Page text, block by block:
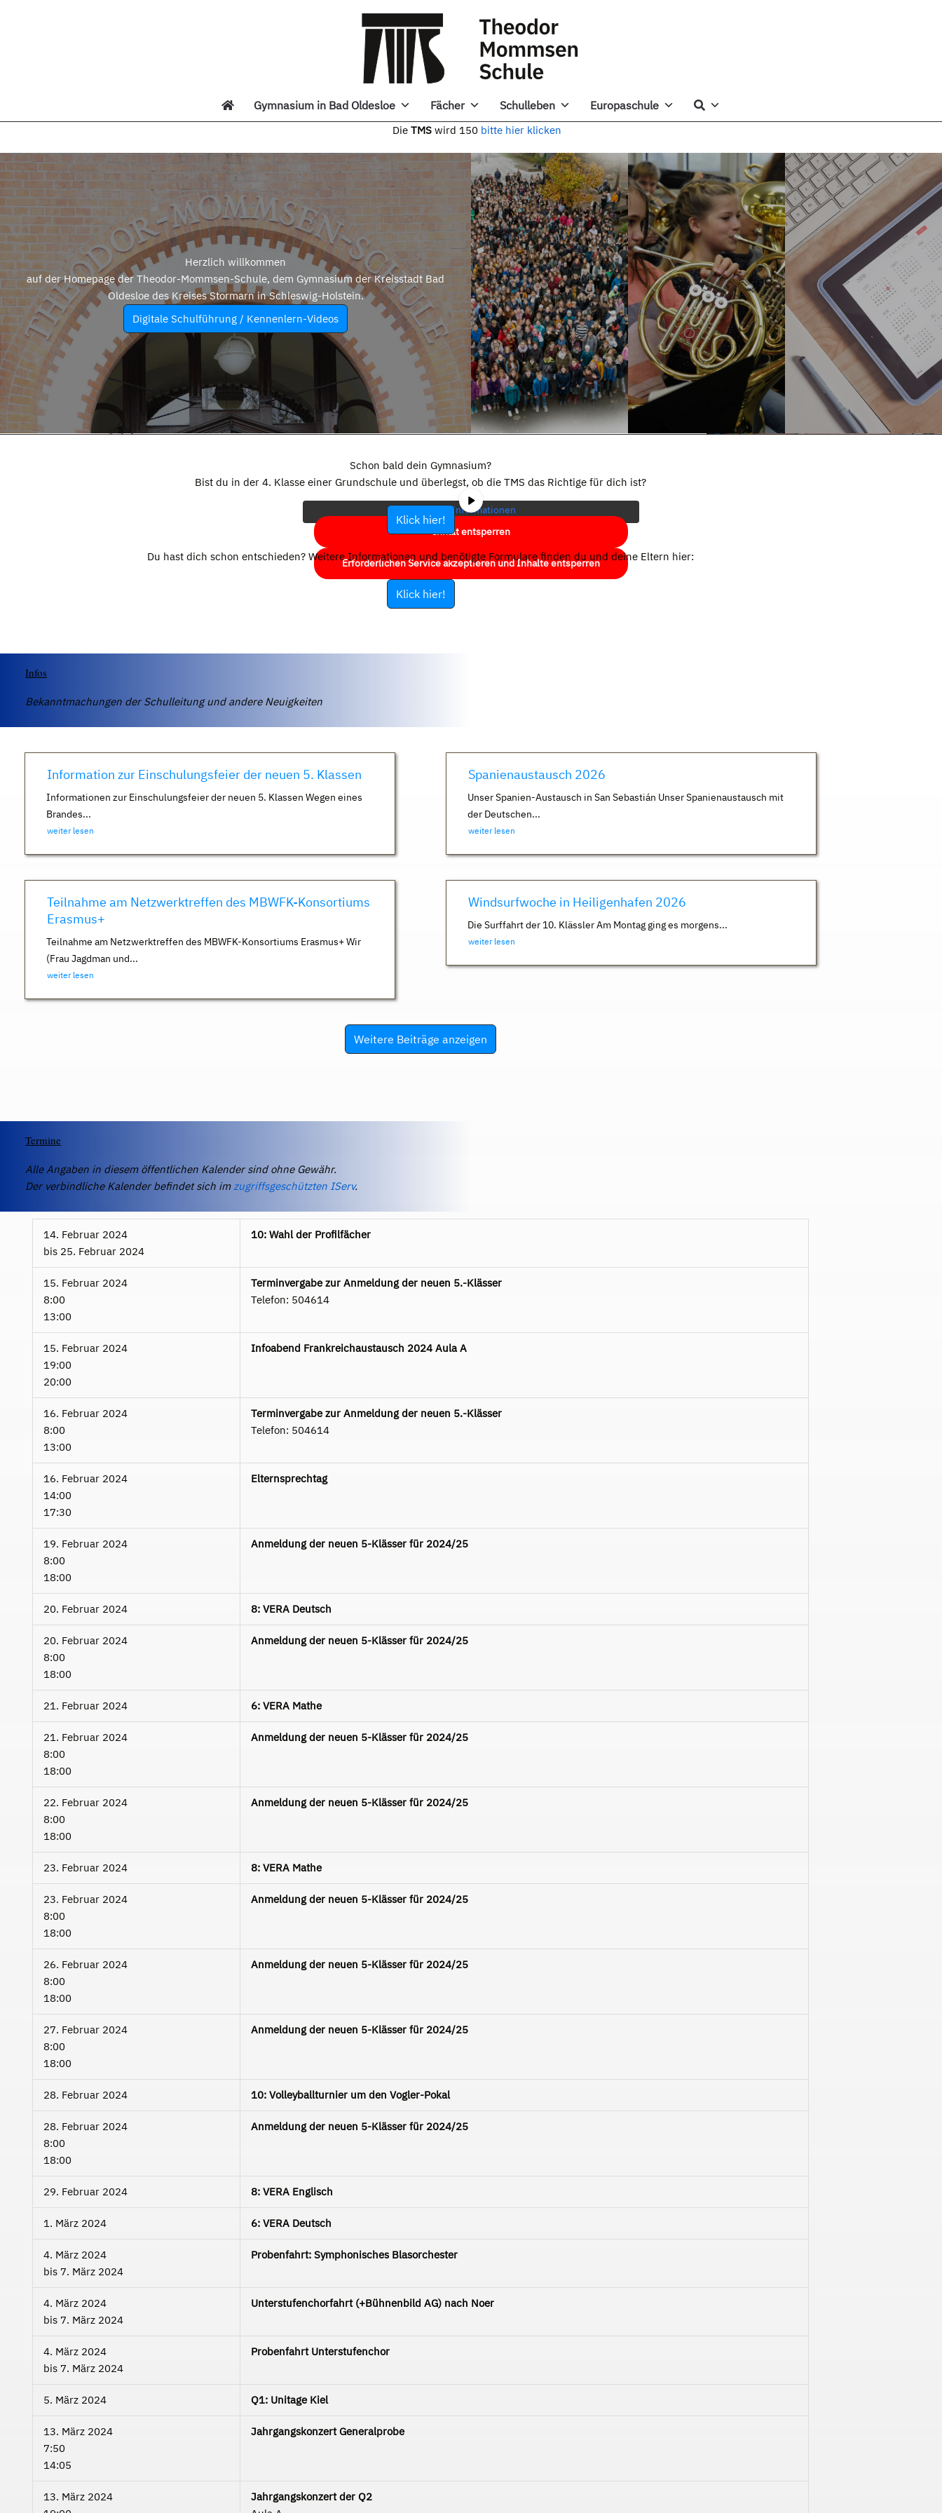
Gymnasium in Bad Oldesloe Fächer Schulleben Europaschule
Die TMS wird 150 bitte hier klicken
Herzlich willkommen
auf der Homepage der Theodor-Mommsen-Schule, dem Gymnasium der Kreisstadt Bad
Oldesloe des Kreises Stormarn in Schleswig-Holstein.
Digitale Schulführung / Kennenlern-Videos
eigentlichen Inhalt zuzugreifen, klicken Sie auf die Schaltfläche unten.
Bitte beachten Sie, dass dabei Daten an Drittanbieter weitergegeben
werden.
Mehr Informationen
Inhalt entsperren
Erforderlichen Service akzeptieren und Inhalte entsperren
Schon bald dein Gymnasium?
Bist du in der 4. Klasse einer Grundschule und überlegst, ob die TMS das Richtige für dich ist?
Klick hier!
Du hast dich schon entschieden? Weitere Informationen und benötigte Formulare finden du und deine Eltern hier:
Klick hier!
Infos
Bekanntmachungen der Schulleitung und andere Neuigkeiten
Information zur Einschulungsfeier der neuen 5. Klassen
Informationen zur Einschulungsfeier der neuen 5. Klassen Wegen eines
Brandes...
weiter lesen
Spanienaustausch 2026
Unser Spanien-Austausch in San Sebastián Unser Spanienaustausch mit
der Deutschen...
weiter lesen
Teilnahme am Netzwerktreffen des MBWFK-Konsortiums
Erasmus+
Teilnahme am Netzwerktreffen des MBWFK-Konsortiums Erasmus+ Wir
(Frau Jagdman und...
weiter lesen
Windsurfwoche in Heiligenhafen 2026
Die Surffahrt der 10. Klässler Am Montag ging es morgens...
weiter lesen
Weitere Beiträge anzeigen
Termine
Alle Angaben in diesem öffentlichen Kalender sind ohne Gewähr.
Der verbindliche Kalender befindet sich imzugriffsgeschützten IServ.
14. Februar 2024
bis 25. Februar 2024
10: Wahl der Profilfächer
15. Februar 2024
8:00
13:00
Terminvergabe zur Anmeldung der neuen 5.-Klässer
Telefon: 504614
15. Februar 2024
19:00
20:00
Infoabend Frankreichaustausch 2024 Aula A
16. Februar 2024
8:00
13:00
Terminvergabe zur Anmeldung der neuen 5.-Klässer
Telefon: 504614
16. Februar 2024
14:00
17:30
Elternsprechtag
19. Februar 2024
8:00
18:00
Anmeldung der neuen 5-Klässer für 2024/25
20. Februar 2024 8: VERA Deutsch
20. Februar 2024
8:00
18:00
Anmeldung der neuen 5-Klässer für 2024/25
21. Februar 2024 6: VERA Mathe
21. Februar 2024
8:00
18:00
Anmeldung der neuen 5-Klässer für 2024/25
22. Februar 2024
8:00
18:00
Anmeldung der neuen 5-Klässer für 2024/25
23. Februar 2024 8: VERA Mathe
23. Februar 2024
8:00
18:00
Anmeldung der neuen 5-Klässer für 2024/25
26. Februar 2024
8:00
18:00
Anmeldung der neuen 5-Klässer für 2024/25
27. Februar 2024
8:00
18:00
Anmeldung der neuen 5-Klässer für 2024/25
28. Februar 2024 10: Volleyballturnier um den Vogler-Pokal
28. Februar 2024
8:00
18:00
Anmeldung der neuen 5-Klässer für 2024/25
29. Februar 2024 8: VERA Englisch
1. März 2024 6: VERA Deutsch
4. März 2024
bis 7. März 2024
Probenfahrt: Symphonisches Blasorchester
4. März 2024
bis 7. März 2024
Unterstufenchorfahrt (+Bühnenbild AG) nach Noer
4. März 2024
bis 7. März 2024
Probenfahrt Unterstufenchor
5. März 2024 Q1: Unitage Kiel
13. März 2024
7:50
14:05
Jahrgangskonzert Generalprobe
13. März 2024
Jahrgangskonzert der Q2